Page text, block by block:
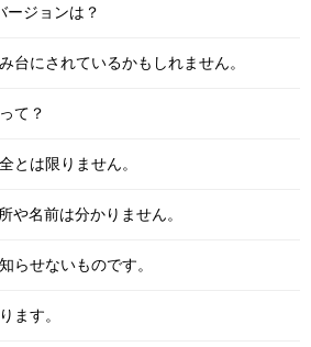
ージョンは？
台にされているかもしれません。
て？
とは限りません。
や名前は分かりません。
らせないものです。
ます。